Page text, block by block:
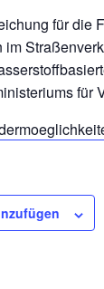
für die
für